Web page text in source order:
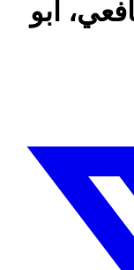
أبو